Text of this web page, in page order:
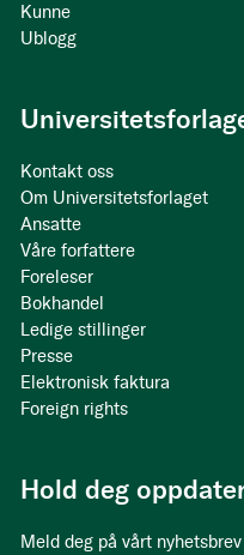
Kunne
Ublogg
Kontakt oss
Om Universitetsforlaget
Ansatte
Våre forfattere
Foreleser
Bokhandel
Ledige stillinger
Presse
Elektronisk faktura
Foreign rights
Hold deg
Meld deg på vårt